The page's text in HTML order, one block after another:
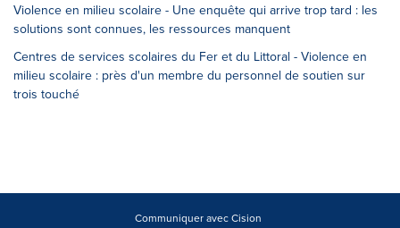
Violence en milieu scolaire - Une enquête qui arrive trop tard : les
solutions sont connues, les ressources manquent
Centres de services scolaires du Fer et du Littoral - Violence en
milieu scolaire : près d'un membre du personnel de soutien sur
trois touché
Communiquer avec Cision